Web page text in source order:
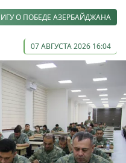
О ПОБЕДЕ АЗЕРБАЙДЖАНА
07 АВГУСТА 2026 16:04